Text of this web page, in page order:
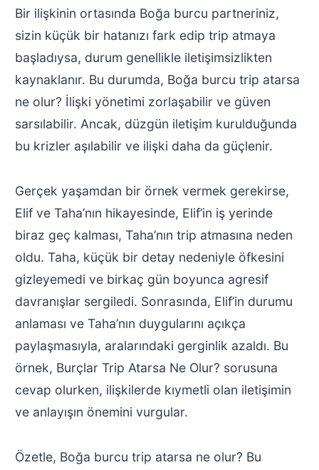
Bir ilişkinin ortasında Boğa burcu partneriniz,
sizin küçük bir hatanızı fark edip trip atmaya
başladıysa, durum genellikle iletişimsizlikten
kaynaklanır. Bu durumda, Boğa burcu trip atarsa
ne olur? İlişki yönetimi zorlaşabilir ve güven
sarsılabilir. Ancak, düzgün iletişim kurulduğunda
bu krizler aşılabilir ve ilişki daha da güçlenir.
Gerçek yaşamdan bir örnek vermek gerekirse,
Elif ve Taha’nın hikayesinde, Elif’in iş yerinde
biraz geç kalması, Taha’nın trip atmasına neden
oldu. Taha, küçük bir detay nedeniyle öfkesini
gizleyemedi ve birkaç gün boyunca agresif
davranışlar sergiledi. Sonrasında, Elif’in durumu
anlaması ve Taha’nın duygularını açıkça
paylaşmasıyla, aralarındaki gerginlik azaldı. Bu
örnek, Burçlar Trip Atarsa Ne Olur? sorusuna
cevap olurken, ilişkilerde kıymetli olan iletişimin
ve anlayışın önemini vurgular.
Özetle, Boğa burcu trip atarsa ne olur? Bu